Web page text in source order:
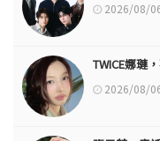
2026/08/
TWICE娜璉
2026/08/